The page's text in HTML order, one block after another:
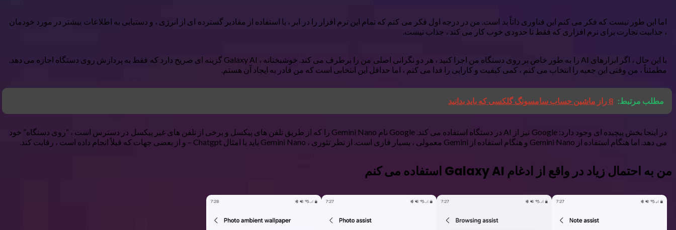
اما این طور نیست که فکر می کنم این فناوری ذاتاً بد است. من در درجه اول فکر می کنم که تمام این نرم افزار را در ابر ، با استفاده از مقادیر گسترده ای از انرژی ، و دستیابی به اطلاعات بیشتر در مورد خودمان
، جذابیت تجارت برای نرم افزاری که فقط تا حدودی خوب کار می کند ، جذاب نیست.
با این حال ، اگر ابزارهای AI را به طور خاص بر روی دستگاه من اجرا کنید ، هر دو نگرانی اصلی من را برطرف می کند. خوشبختانه ، Galaxy AI گزینه ای صریح دارد که فقط به پردازش روی دستگاه اجازه می دهد.
مطمئناً ، من وقتی این جعبه را انتخاب می کنم ، کمی کیفیت و کارایی را فدا می کنم ، اما حداقل این انتخابی است که من قادر به ایجاد آن هستم.
مطلب مرتبط: 8 راز ماشین حساب سامسونگ گلکسی که باید بدانید
در اینجا بخش پیچیده ای وجود دارد: Google نیز از AI در دستگاه استفاده می کند. Google نام Gemini Nano را که از طریق تلفن های پیکسل و برخی از تلفن های غیر پیکسل در دسترس است ، “روی دستگاه” خود
می دهد. اما هنگام استفاده از Gemini Nano و هنگام استفاده از Gemini معمولی ، بسیار فازی است. از نظر تئوری ، Gemini Nano باید با امثال Chatgpt – و از بعضی جهات که قبلاً انجام داده است ، رقابت کند.
من به احتمال زیاد در واقع از ادغام Galaxy AI استفاده می کنم